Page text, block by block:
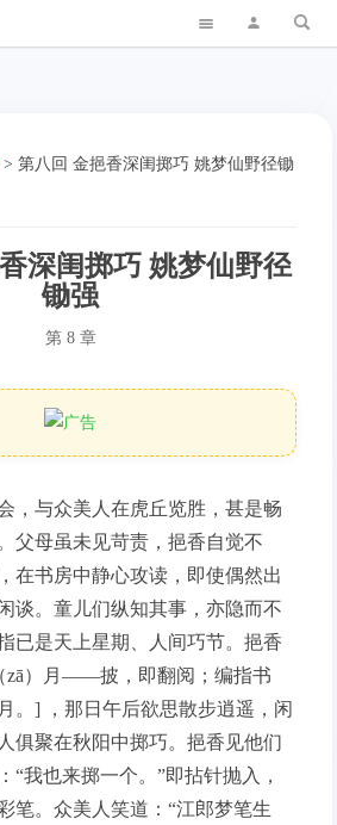
>第八回 金挹香深闺掷巧 姚梦仙野径锄
深闺掷巧 姚梦仙野径
锄强
第 8 章
，与众美人在虎丘览胜，甚是畅
父母虽未见苛责，挹香自觉不
在书房中静心攻读，即使偶然出
谈。童儿们纵知其事，亦隐而不
已是天上星期、人间巧节。挹香
zā）月——披，即翻阅；编指书
。] ，那日午后欲思散步逍遥，闲
俱聚在秋阳中掷巧。挹香见他们
“我也来掷一个。”即拈针抛入，
笔。众美人笑道：“江郎梦笔生